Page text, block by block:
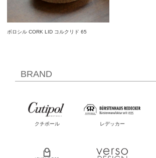
BRAND
クチポール レデッカー